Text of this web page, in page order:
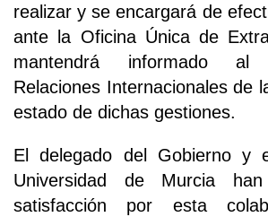
realizar y se encargará de
ante la Oficina Única de
mantendrá informado
Relaciones Internacionales de
estado de dichas gestiones.
El delegado del Gobierno y
Universidad de Murcia
satisfacción por esta